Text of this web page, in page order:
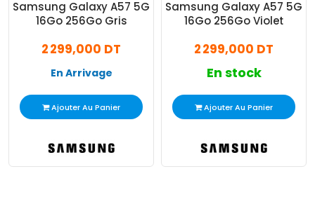
Samsung Galaxy A57 5G
16Go 256Go Gris
2 299,000 DT
En Arrivage
Ajouter Au Panier
Samsung Galaxy A57 5G
16Go 256Go Violet
2 299,000 DT
En stock
Ajouter Au Panier